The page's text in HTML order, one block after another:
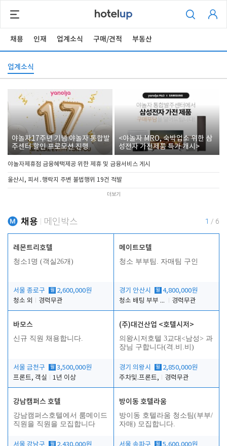
채용 인재 업계소식 구매/견적 부동산
업계소식
야놀자17주년 기념 야놀자 통합발
주센터 할인 프로모션 진행
<야놀자 MRO, 숙박업소 위한 삼
성전자 가전제품 특가 개시>
야놀자제휴점 금융혜택제공 위한 제휴 및 금융서비스 게시
울산시, 피서․행락지 주변 불법행위 19건 적발
더보기
채용 메인박스 1 / 6
레몬트리호텔
청소1명 (객실26개)
서울 종로구 월 2,600,000원
청소 외
경력무관
메이트모텔
청소 부부팀. 자매팀 구인
경기 안산시 월 4,800,000원
청소 배팅 부부 구합니다
경력무관
바모스
신규 직원 채용합니다.
서울 금천구 월 3,500,000원
프론트, 객실
1년 이상
(주)대건산업 <호텔시저>
의왕시저호텔 3교대<남성> 과
장님 구합니다(격.비.비)
경기 의왕시 월 2,850,000원
주차및.프론트,
경력무관
강남캠퍼스 호텔
강남캠퍼스호텔에서 룸메이드
직원을 직원을 모집합니다
월
방이동 호텔라움
방이동 호텔라움 청소팀(부부/
자매) 모집합니다.
월